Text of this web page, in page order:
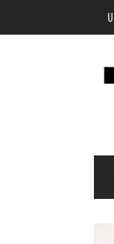
Pasar al contenido